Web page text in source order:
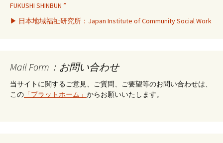
FUKUSHI SHINBUN ”
▶ 日本地域福祉研究所：Japan Institute of Community Social Work
Mail Form：お問い合わせ
当サイトに関するご意見、ご質問、ご要望等のお問い合わせは、
この 「プラットホーム」 からお願いいたします。